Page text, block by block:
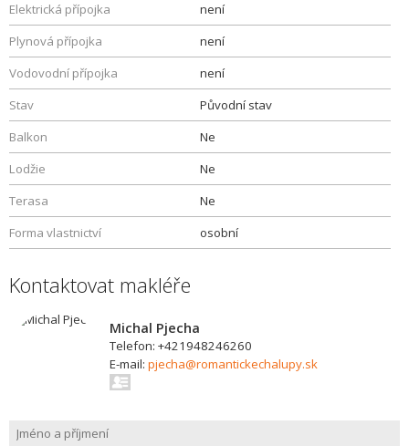
Elektrická přípojka
není
Plynová přípojka
není
Vodovodní přípojka
není
Stav
Původní stav
Balkon
Ne
Lodžie
Ne
Terasa
Ne
Forma vlastnictví
osobní
Kontaktovat makléře
Michal Pjecha
Telefon: +421948246260
E-mail: pjecha@romantickechalupy.sk